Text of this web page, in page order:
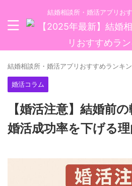
結婚相談所・婚活アプリお
結婚相談所・婚活アプリおすすめランキ
婚活コラム
【婚活注意】結婚前
婚活成功率を下げる理